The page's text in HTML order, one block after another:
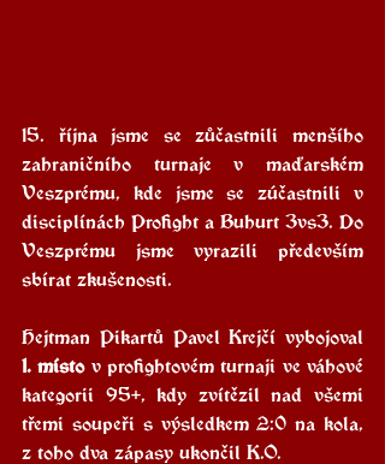
15. října jsme se zůčastnili menšího
zahraničního turnaje v maďarském
Veszprému, kde jsme se zúčastnili v
disciplínách Profight a Buhurt 3vs3. Do
Veszprému jsme vyrazili především
sbírat zkušenosti.
1. místo v profightovém turnaji ve váhové
kategorii 95+, kdy zvítězil nad všemi
třemi soupeři s výsledkem 2:0 na kola,
z toho dva zápasy ukončil K.O.